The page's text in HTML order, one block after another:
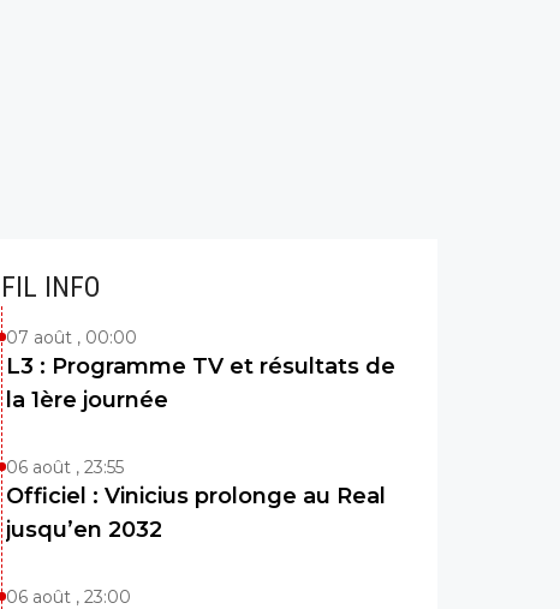
FIL INFO
07 août , 00:00
L3 : Programme TV et résultats de
la 1ère journée
06 août , 23:55
Officiel : Vinicius prolonge au Real
jusqu’en 2032
06 août , 23:00